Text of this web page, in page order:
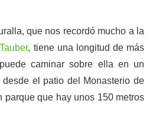
que nos recordó mucho a la
, tiene una longitud de más
caminar sobre ella en un
el patio del Monasterio de
parque que hay unos 150 metros